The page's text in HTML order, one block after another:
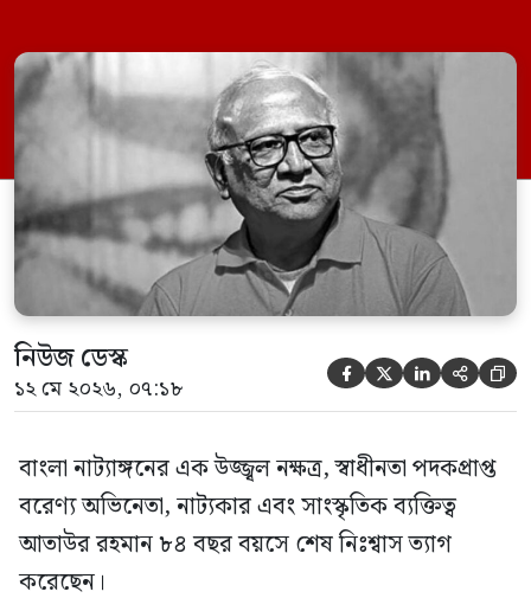
ধানমন্ডির একটি হাসপাতালে চিকিৎসাধীন
অবস্থায় তিনি ইন্তেকাল করেন (ইন্নালিল্লাহি ওয়া
ইন্না ইলাইহি রাজিউন)। তার প্রয়াণে দেশের
সাংস্কৃতিক অঙ্গনে গভীর শোকের ছায়া নেমে
এসেছে। বরেণ্য এই […]
নিউজ ডেস্ক
১২ মে ২০২৬, ০৭:১৮     
বাংলা নাট্যাঙ্গনের এক উজ্জ্বল নক্ষত্র, স্বাধীনতা পদকপ্রাপ্ত
বরেণ্য অভিনেতা, নাট্যকার এবং সাংস্কৃতিক ব্যক্তিত্ব
আতাউর রহমান ৮৪ বছর বয়সে শেষ নিঃশ্বাস ত্যাগ
করেছেন।